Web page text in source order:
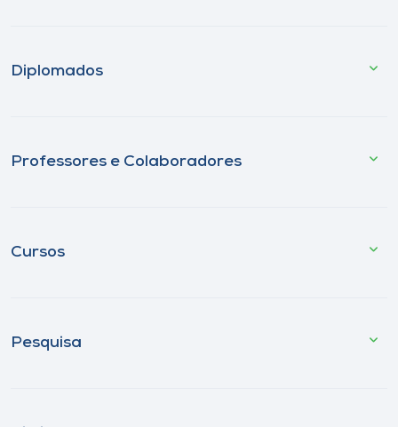
Diplomados
Professores e Colaboradores
Cursos
Pesquisa